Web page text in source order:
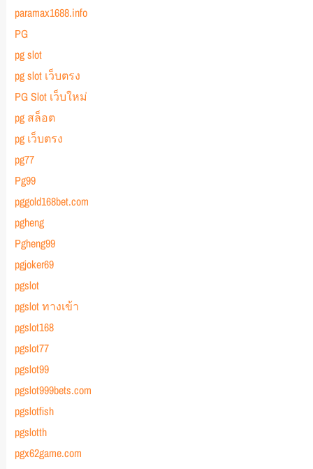
paramax1688.info
PG
pg slot
pg slot เว็บตรง
PG Slot เว็บใหม่
pg สล็อต
pg เว็บตรง
pg77
Pg99
pggold168bet.com
pgheng
Pgheng99
pgjoker69
pgslot
pgslot ทางเข้า
pgslot168
pgslot77
pgslot99
pgslot999bets.com
pgslotfish
pgslotth
pgx62game.com